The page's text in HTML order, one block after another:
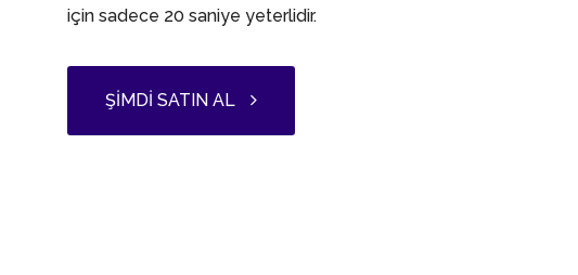
için sadece 20 saniye yeterlidir.
ŞIMDI SATIN AL